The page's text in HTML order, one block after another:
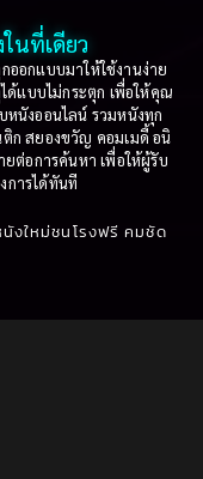
(61)
2000
1998
1996
1994
1992
1990
1986
นที่เดียว
ออกแบบมาให้ใช้งานง่าย
ด้แบบไม่กระตุก เพื่อให้คุณ
หนังออนไลน์ รวมหนังทุก
ก สยองขวัญ คอมเมดี้ อนิ
ต่อการค้นหา เพื่อให้ผู้รับ
การได้ทันที
งใหม่ชนโรงฟรี คมชัด